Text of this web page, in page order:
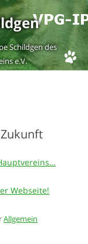
Schildgen des
e.V.
Webseite!
Allgemein